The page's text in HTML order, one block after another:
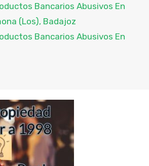
Bancarios Abusivos En
(Los), Badajoz
Bancarios Abusivos En